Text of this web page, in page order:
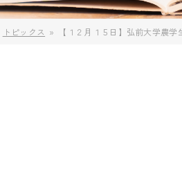
トピックス 【１２月１５日】弘前大学農